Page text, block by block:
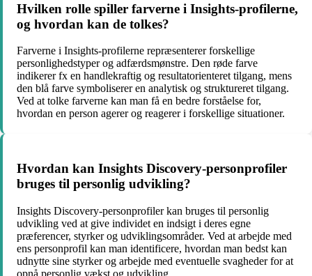
Hvilken rolle spiller farverne i Insights-profilerne,
og hvordan kan de tolkes?
Farverne i Insights-profilerne repræsenterer forskellige
personlighedstyper og adfærdsmønstre. Den røde farve
indikerer fx en handlekraftig og resultatorienteret tilgang, mens
den blå farve symboliserer en analytisk og struktureret tilgang.
Ved at tolke farverne kan man få en bedre forståelse for,
hvordan en person agerer og reagerer i forskellige situationer.
Hvordan kan Insights Discovery-personprofiler
bruges til personlig udvikling?
Insights Discovery-personprofiler kan bruges til personlig
udvikling ved at give individet en indsigt i deres egne
præferencer, styrker og udviklingsområder. Ved at arbejde med
ens personprofil kan man identificere, hvordan man bedst kan
udnytte sine styrker og arbejde med eventuelle svagheder for at
opnå personlig vækst og udvikling.